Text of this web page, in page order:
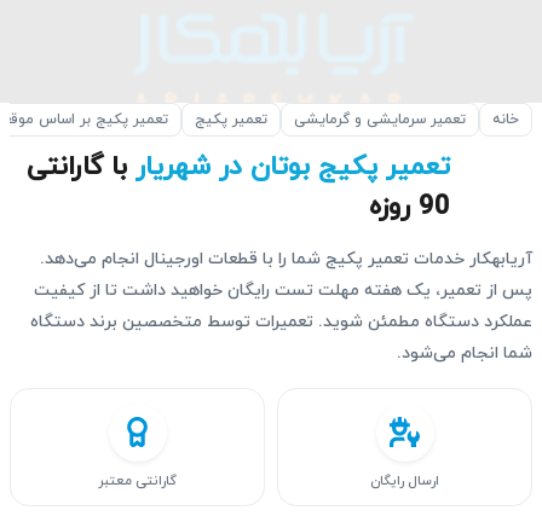
خانه تعمیر سرمایشی و گرمایشی تعمیر پکیج تعمیر پکیج بر اساس
تعمیر پکیج بوتان در شهریاربا گارانتی
90 روزه
آریابهکار خدمات تعمیر پکیج شما را با قطعات اورجینال انجام می‌دهد.
پس از تعمیر، یک هفته مهلت تست رایگان خواهید داشت تا از کیفیت
عملکرد دستگاه مطمئن شوید. تعمیرات توسط متخصصین برند دستگاه
شما انجام می‌شود.
ارسال رایگان گارانتی معتبر